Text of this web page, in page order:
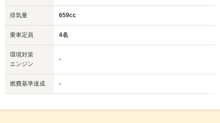
排気量 659cc
乗車定員 4名
環境対策
エンジン
-
燃費基準達成 -